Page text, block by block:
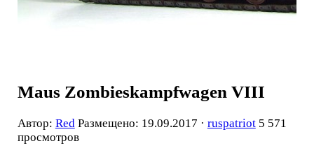
Maus Zombieskampfwagen VIII
Автор: Red Размещено: 19.09.2017 · ruspatriot 5 571
просмотров